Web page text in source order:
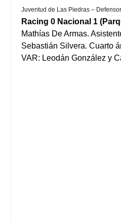
Juventud de Las Piedras –
Racing 0 Nacional 1
Mathías De Armas.
Sebastián Silvera. Cuarto
VAR: Leodán González y